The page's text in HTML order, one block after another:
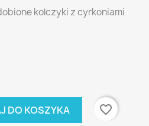
kolczyki z cyrkoniami
DO KOSZYKA
favorite_border